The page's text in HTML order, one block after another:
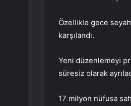
Özellikle gece
karşılandı.
Yeni düzenlemeyi
süresiz olarak
17 milyon nüfusa